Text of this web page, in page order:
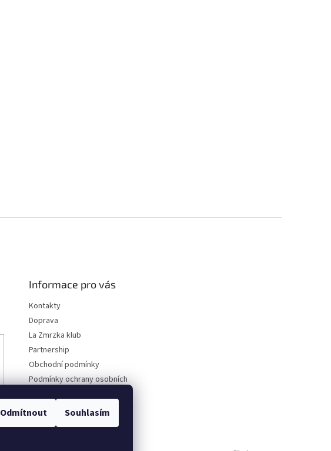
Odmítnout Souhlasím
Informace pro vás
Kontakty
Doprava
La Zmrzka klub
Partnership
Obchodní podmínky
Podmínky ochrany osobních